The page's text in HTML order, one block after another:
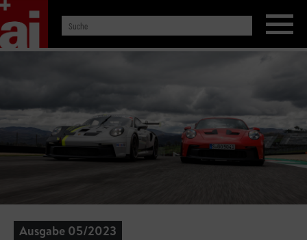
Ausgabe 05/2023